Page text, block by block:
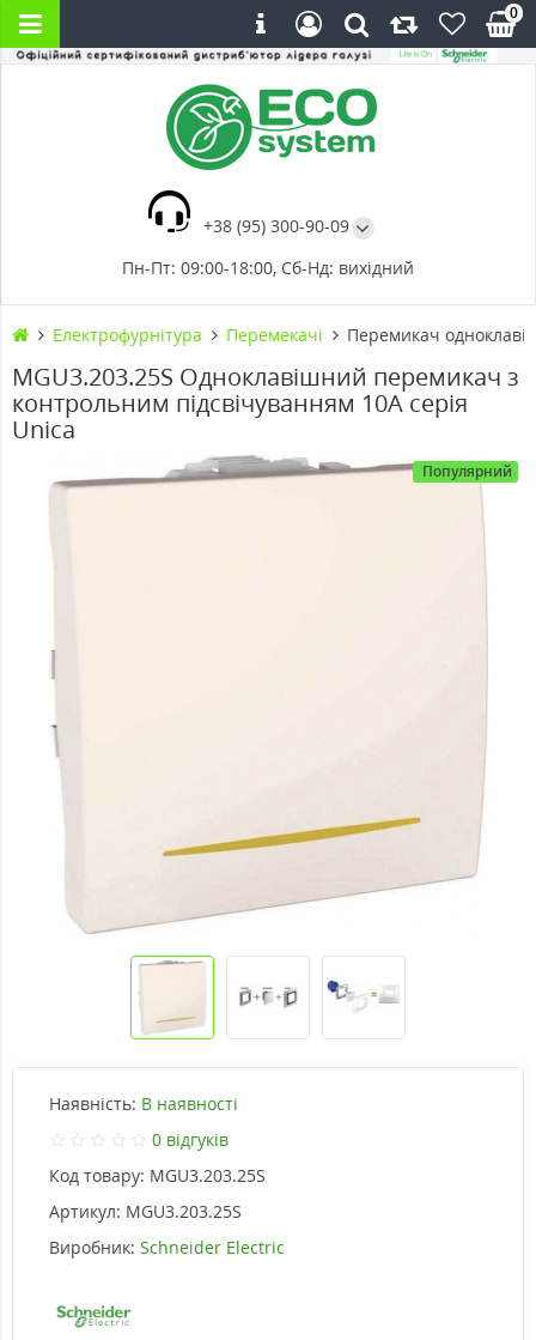
+38 (95) 300-90-09
Пн-Пт: 09:00-18:00, Сб-Нд: вихідний
0
Електрофурнітура Перемекачі Перемикач
MGU3.203.25S Одноклавішний перемикач з
контрольним підсвічуванням 10А серія
Unica
Популярний
Наявність: В наявності
0 відгуків
Код товару: MGU3.203.25S
Артикул: MGU3.203.25S
Виробник: Schneider Electric